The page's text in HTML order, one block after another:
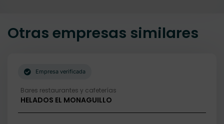
Otras empresas similares
Bares restaurantes y cafeterías
HELADOS EL MONAGUILLO
Empresa verificada